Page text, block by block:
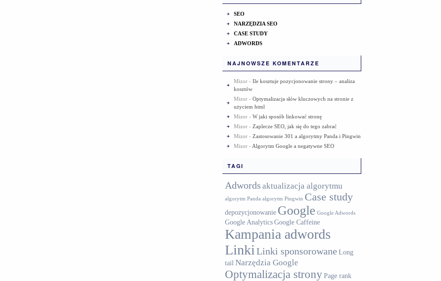
SEO
NARZĘDZIA SEO
CASE STUDY
ADWORDS
NAJNOWSZE KOMENTARZE
Mizor- Ile kosztuje pozycjonowanie strony – analiza
kosztów
Mizor- Optymalizacja słów kluczowych na stronie z
użyciem html
Mizor- W jaki sposób linkować stronę
Mizor- Zaplecze SEO, jak się do tego zabrać
Mizor- Zastosowanie 301 a algorytmy Panda i Pingwin
Mizor- Algorytm Google a negatywne SEO
TAGI
Adwords aktualizacja algorytmu
algorytm Panda algorytm Pingwin Case study
depozycjonowanie Google Google Adwords
Google AnalyticsGoogle Caffeine
Kampania adwords
Linki Linki sponsorowane Long
tail Narzędzia Google
Optymalizacja stronyPage rank